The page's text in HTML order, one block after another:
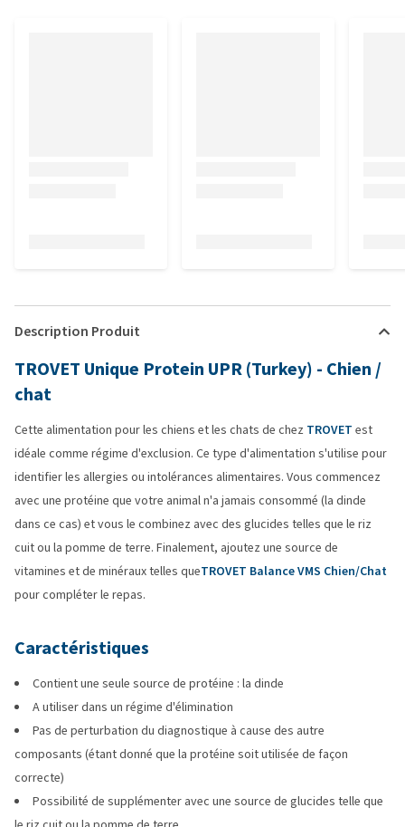
Description Produit
TROVET Unique Protein UPR (Turkey) - Chien /
chat
Cette alimentation pour les chiens et les chats de chez TROVET est
idéale comme régime d'exclusion. Ce type d'alimentation s'utilise pour
identifier les allergies ou intolérances alimentaires. Vous commencez
avec une protéine que votre animal n'a jamais consommé (la dinde
dans ce cas) et vous le combinez avec des glucides telles que le riz
cuit ou la pomme de terre. Finalement, ajoutez une source de
vitamines et de minéraux telles queTROVET Balance VMS Chien/Chat
pour compléter le repas.
Caractéristiques
Contient une seule source de protéine : la dinde
A utiliser dans un régime d'élimination
Pas de perturbation du diagnostique à cause des autre
composants (étant donné que la protéine soit utilisée de façon
correcte)
Possibilité de supplémenter avec une source de glucides telle que